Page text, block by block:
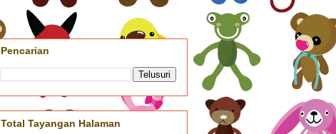
Pencarian
Total Tayangan Halaman